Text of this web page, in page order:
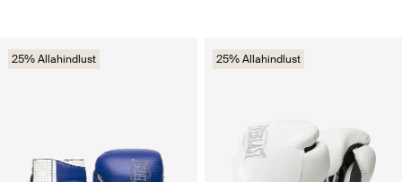
25% Allahindlust 25% Allahindlust